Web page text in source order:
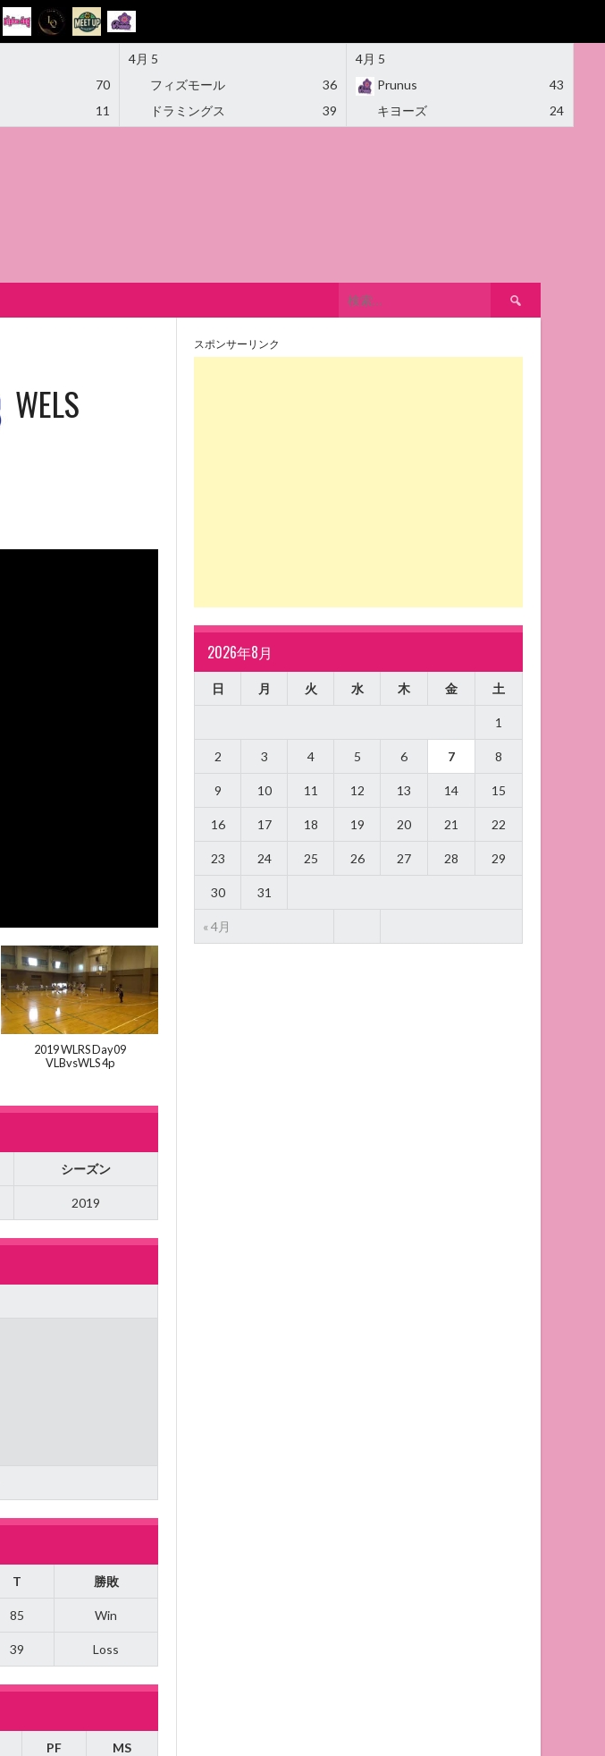
70
11
4月 5
フィズモール
36
ドラミングス
39
4月 5
Prunus
43
キヨーズ
24
索:
WELS
2019 WLRS Day09
VLBvsWLS 4p
シーズン
2019
T 勝敗
85 Win
39 Loss
PF MS
スポンサーリンク
2026年8月
日 月 火 水 木 金 土
« 4月
1
2 3 4 5 6 7 8
9 10 11 12 13 14 15
16 17 18 19 20 21 22
23 24 25 26 27 28 29
30 31